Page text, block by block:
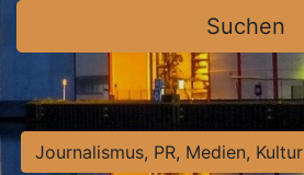
Suchen
Journalismus, PR, Medien, Kultur